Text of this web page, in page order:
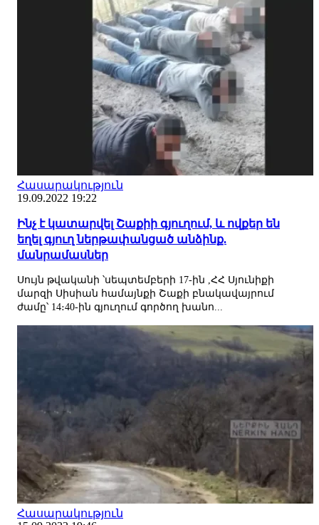
Հասարակություն
19.09.2022 19:22
Ինչ է կատարվել Շաքիի գյուղում, և ովքեր են
եղել գյուղ ներթափանցած անձինք.
մանրամասներ
Սույն թվականի ՝սեպտեմբերի 17-ին ,ՀՀ Սյունիքի
մարզի Սիսիան համայնքի Շաքի բնակավայրում
ժամը՝ 14։40-ին գյուղում գործող խանո...
Հասարակություն